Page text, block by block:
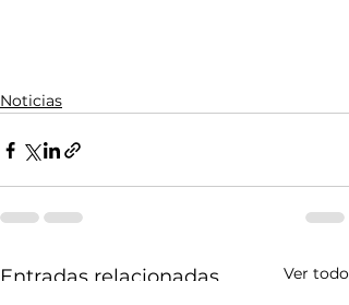
Noticias
Entradas relacionadas Ver todo